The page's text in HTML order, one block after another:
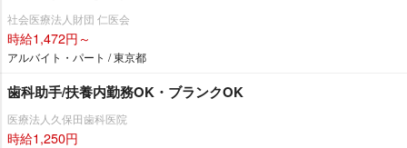
社会医療法人財団 仁医会
時給1,472円～
アルバイト・パート / 東京都
歯科助手/扶養内勤務OK・ブランクOK
医療法人久保田歯科医院
時給1,250円